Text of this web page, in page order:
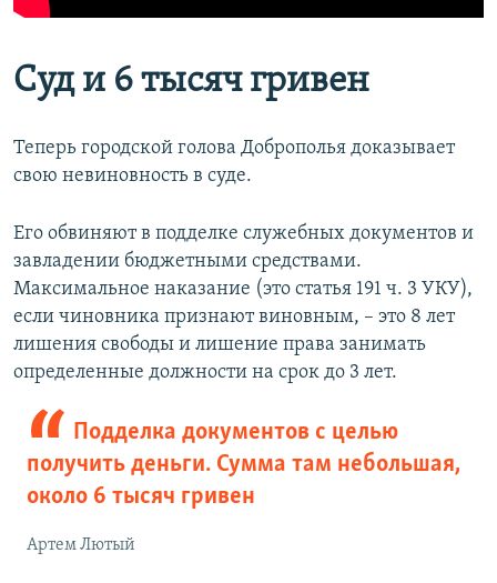
Суд и 6 тысяч гривен
Теперь городской голова Доброполья доказывает
свою невиновность в суде.
Его обвиняют в подделке служебных документов и
завладении бюджетными средствами.
Максимальное наказание (это статья 191 ч. 3 УКУ),
если чиновника признают виновным, – это 8 лет
лишения свободы и лишение права занимать
определенные должности на срок до 3 лет.
Подделка документов с целью
получить деньги. Сумма там небольшая,
около 6 тысяч гривен
Артем Лютый